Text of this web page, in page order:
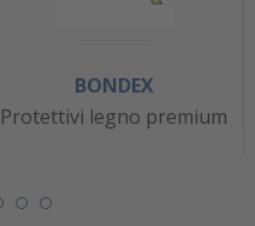
BONDEX
Protettivi legno premium